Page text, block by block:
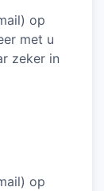
op
met u
zeker in
op